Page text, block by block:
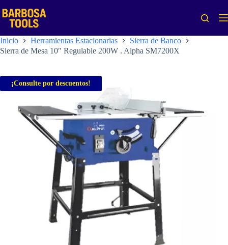
al
contenido
Inicio Herramientas Estacionarias
Sierra de Banco
Sierra de Mesa 10″ Regulable 200W . Alpha SM7200X
¡Consulte por descuentos!